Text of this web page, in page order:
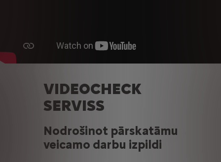
VIDEOCHECK
SERVISS
Nodrošinot pārskatāmu
veicamo darbu izpildi